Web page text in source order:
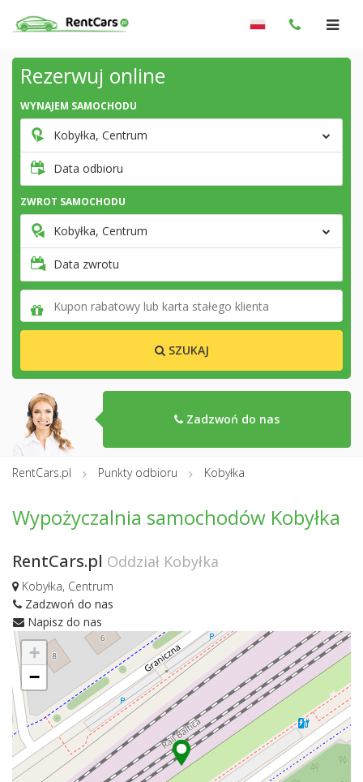
Rezerwuj online
WYNAJEM SAMOCHODU
Kobyłka, Centrum
Data odbioru
ZWROT SAMOCHODU
Kobyłka, Centrum
Data zwrotu
SZUKAJ
Zadzwoń do nas
RentCars.pl Punkty odbioru Kobyłka
Wypożyczalnia samochodów Kobyłka
RentCars.pl Oddział Kobyłka
Kobyłka, Centrum
Zadzwoń do nas
Napisz do nas
+
−